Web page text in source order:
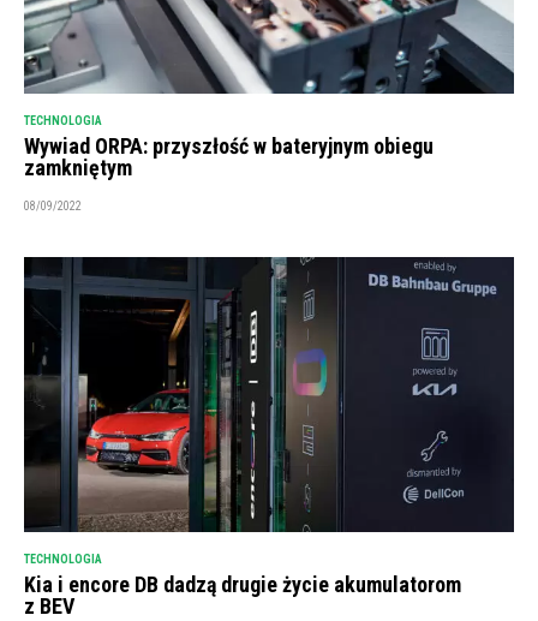
TECHNOLOGIA
Wywiad ORPA: przyszłość w bateryjnym obiegu
zamkniętym
08/09/2022
TECHNOLOGIA
Kia i encore DB dadzą drugie życie akumulatorom
z BEV